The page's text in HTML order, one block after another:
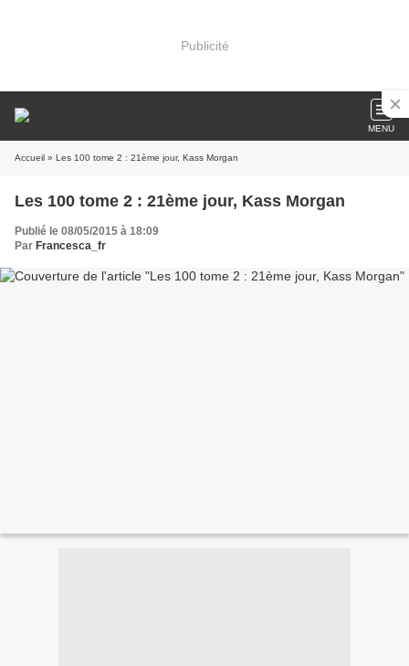
Publicité
MENU
Accueil » Les 100 tome 2 : 21ème jour, Kass Morgan
Les 100 tome 2 : 21ème jour, Kass Morgan
Publié le 08/05/2015 à 18:09
Par Francesca_fr